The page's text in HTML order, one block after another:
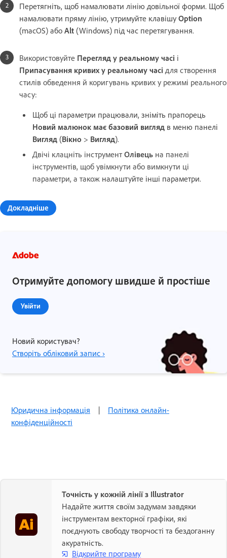
Перетягніть, щоб намалювати лінію довільної форми. Щоб
намалювати пряму лінію, утримуйте клавішу Option
(macOS) або Alt (Windows) під час перетягування.
Використовуйте Перегляд у реальному часі і
Припасування кривих у реальному часі для створення
стилів обведення й коригувань кривих у режимі реального
часу:
Щоб ці параметри працювали, зніміть прапорець
Новий малюнок має базовий вигляд в меню панелі
Вигляд (Вікно > Вигляд).
Двічі клацніть інструментОлівець на панелі
інструментів, щоб увімкнути або вимкнути ці
параметри, а також налаштуйте інші параметри.
Докладніше
Отримуйте допомогу швидше й простіше
Увійти
Новий користувач?
Створіть обліковий запис ›
Юридична інформація | Політика онлайн-
конфіденційності
Точність у кожній лінії з Illustrator
Надайте життя своїм задумам завдяки
інструментам векторної графіки, які
поєднують свободу творчості та бездоганну
акуратність.
Відкрийте програму